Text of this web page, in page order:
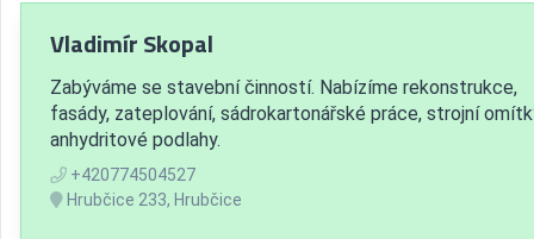
Vladimír Skopal
Zabýváme se stavební činností. Nabízíme rekonstrukce,
fasády, zateplování, sádrokartonářské práce, strojní
anhydritové podlahy.
+420774504527
Hrubčice 233, Hrubčice